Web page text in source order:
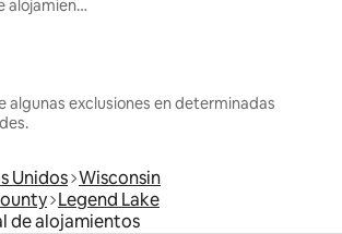
Renta mensual de alojamientos
algunas exclusiones en determinadas
Unidos Wisconsin
Legend Lake
de alojamientos